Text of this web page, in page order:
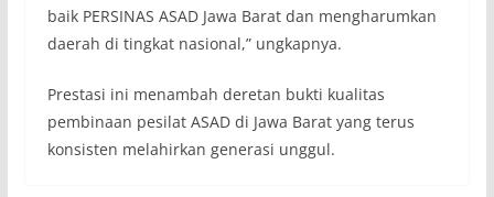
baik PERSINAS ASAD Jawa Barat dan mengharumkan
daerah di tingkat nasional,” ungkapnya.
Prestasi ini menambah deretan bukti kualitas
pembinaan pesilat ASAD di Jawa Barat yang terus
konsisten melahirkan generasi unggul.